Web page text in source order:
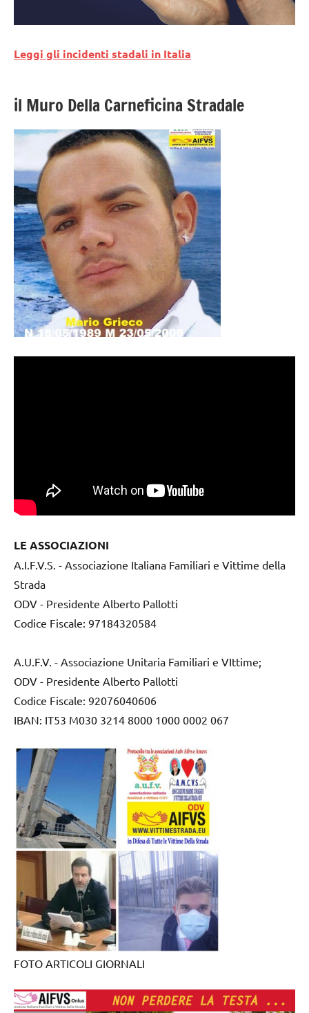
Leggi gli incidenti stadali in Italia
il Muro Della Carneficina Stradale
LE ASSOCIAZIONI
A.I.F.V.S. - Associazione Italiana Familiari e Vittime della
Strada
ODV - Presidente Alberto Pallotti
Codice Fiscale: 97184320584
A.U.F.V. - Associazione Unitaria Familiari e VIttime;
ODV - Presidente Alberto Pallotti
Codice Fiscale: 92076040606
IBAN: IT53 M030 3214 8000 1000 0002 067
FOTO ARTICOLI GIORNALI